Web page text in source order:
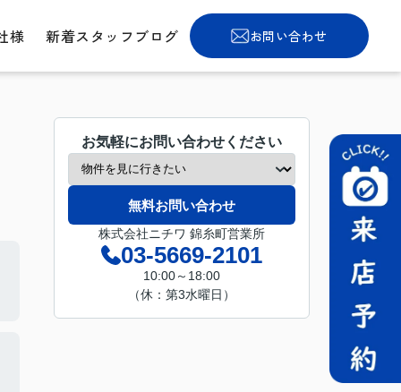
様 新着スタッフブログ お問い合わせ
お気軽にお問い合わせください
無料お問い合わせ
株式会社ニチワ 錦糸町営業所
03-5669-2101
10:00～18:00
（休：第3水曜日）